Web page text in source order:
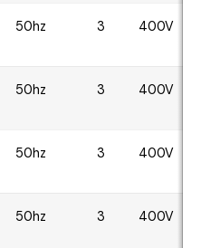
50hz 3 400V
50hz 3 400V
50hz 3 400V
50hz 3 400V